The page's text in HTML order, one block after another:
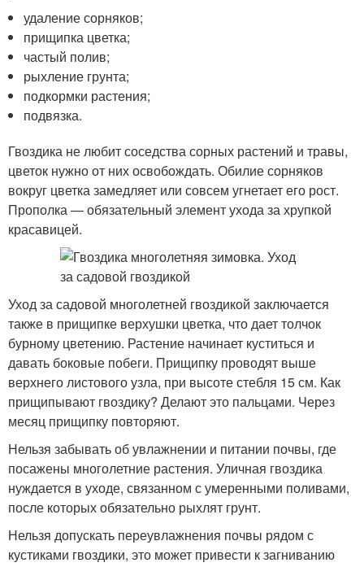
удаление сорняков;
прищипка цветка;
частый полив;
рыхление грунта;
подкормки растения;
подвязка.
Гвоздика не любит соседства сорных растений и травы,
цветок нужно от них освобождать. Обилие сорняков
вокруг цветка замедляет или совсем угнетает его рост.
Прополка — обязательный элемент ухода за хрупкой
красавицей.
Уход за садовой многолетней гвоздикой заключается
также в прищипке верхушки цветка, что дает толчок
бурному цветению. Растение начинает куститься и
давать боковые побеги. Прищипку проводят выше
верхнего листового узла, при высоте стебля 15 см. Как
прищипывают гвоздику? Делают это пальцами. Через
месяц прищипку повторяют.
Нельзя забывать об увлажнении и питании почвы, где
посажены многолетние растения. Уличная гвоздика
нуждается в уходе, связанном с умеренными поливами,
после которых обязательно рыхлят грунт.
Нельзя допускать переувлажнения почвы рядом с
кустиками гвоздики, это может привести к загниванию